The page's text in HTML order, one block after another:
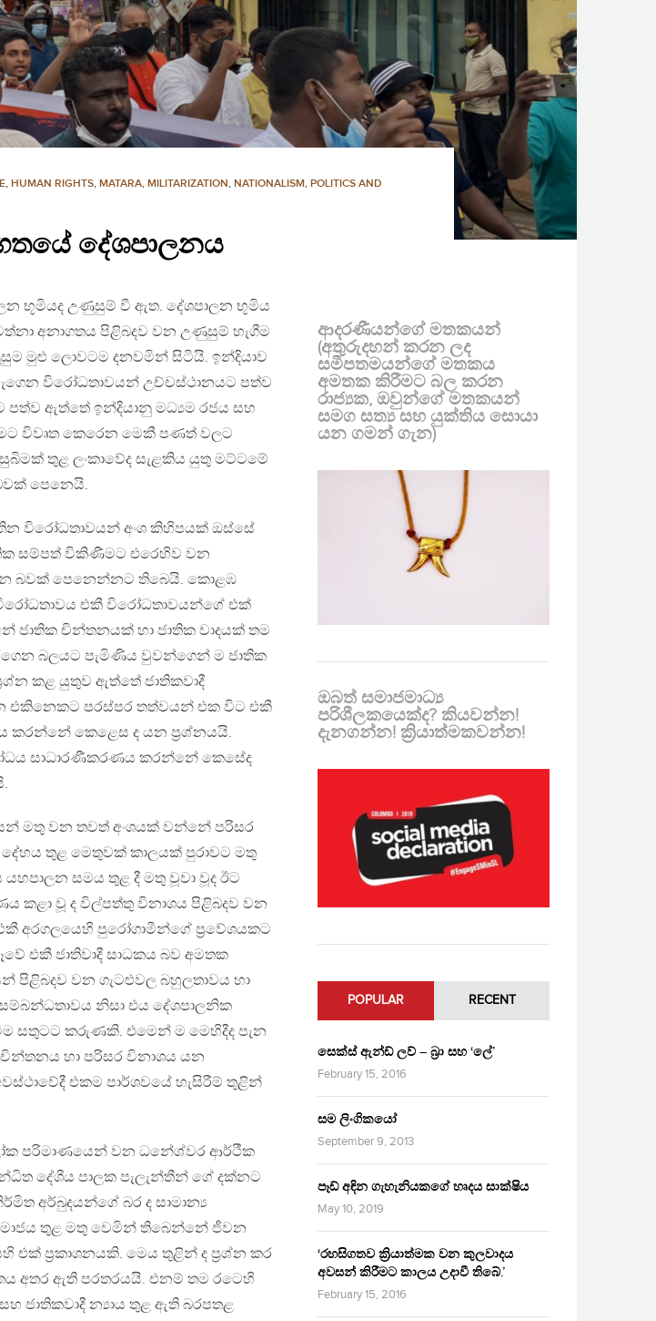
, HUMAN RIGHTS, MATARA, MILITARIZATION, NATIONALISM, POLITICS AND
දේශපාලනය
භූමියද උණුසුම් වී ඇත. දේශපාලන භූමිය
අනාගතය පිළිබදව වන උණුසුම් හැගීම
මුළු ලොවටම දනවමින් සිටියි. ඉන්දියාව
විරෝධතාවයන් උච්චස්ථානයට පත්ව
ඇත්තේ ඉන්දියානු මධ්‍යම රජය සහ
විවෘත කෙරෙන මෙකී පණත් වලට
තුළ ලංකාවේද සැළකිය යුතු මට්ටමේ
පෙනෙයි.
විරෝධතාවයන් අංශ කිහිපයක් ඔස්සේ
සම්පත් විකිණීමට එරෙහිව වන
බවක් පෙනෙන්නට තිබෙයි. කොළඹ
එකී විරෝධතාවයන්ගේ එක්
ජාතික චින්තනයක් හා ජාතික වාදයක් තම
බලයට පැමිණිය වුවන්ගෙන් ම ජාතික
කළ යුතුව ඇත්තේ ජාතිකවාදී
එකිනෙකට පරස්පර තත්වයන් එක විට එකී
කරන්නේ කෙළෙස ද යන ප‍්‍රශ්නයයි.
සාධාරණීකරණය කරන්නේ කෙසේද
මතු වන තවත් අංශයක් වන්නේ පරිසර
තුළ මෙතුවක් කාලයක් පුරාවට මතු
සමය තුළ දී මතු වූවා වූද ඊට
කළා වූ ද විල්පත්තු විනාශය පිළිබදව වන
අරගලයෙහි පුරෝගාමීන්ගේ ප‍්‍රවේශයකට
එකී ජාතිවාදී සාධකය බව අමතක
පිළිබදව වන ගැටළුවල බහුලතාවය හා
නිසා එය දේශපාලනික
සතුටට කරුණකි. එමෙන් ම මෙහිදීද පැන
හා පරිසර විනාශය යන
එකම පාර්ශවයේ හැසිරීම් තුළින්
පරිමාණයෙන් වන ධනේශ්වර ආර්ථීක
දේශීය පාලක පැලැන්තීන් ගේ දක්නට
අර්බුදයන්ගේ බර ද සාමාන්‍ය
තුළ මතු වෙමින් තිබෙන්නේ ජීවන
එක් ප‍්‍රකාශනයකි. මෙය තුළින් ද ප‍්‍රශ්න කර
අතර ඇති පරතරයයි. එනම් තම රටෙහි
ජාතිකවාදී න්‍යාය තුළ ඇති බරපතළ
ආදරණීයන්ගේ මතකයන්
(අතුරුදහන් කරන ලද
සමීපතමයන්ගේ මතකය
අමතක කිරීමට බල කරන
රාජ්‍යක, ඔවුන්ගේ මතකයන්
සමග සත්‍ය සහ යුක්තිය සොයා
යන ගමන් ගැන)
ඔබත් සමාජමාධ්‍ය
පරිශීලකයෙක්ද? කියවන්න!
දැනගන්න! ක්‍රියාත්මකවන්න!
POPULAR RECENT
සෙක්ස් ඇන්ඩ් ලව් – බ්‍රා සහ ‘ලේ’
February 15, 2016
සම ලිංගිකයෝ
September 9, 2013
පෑඩ් අඳින ගැහැනියකගේ හෘදය සාක්ෂිය
May 10, 2019
‘රහසිගතව ක්‍රියාත්මක වන කුලවාදය
අවසන් කිරීමට කාලය උදාවී තිබේ.’
February 15, 2016